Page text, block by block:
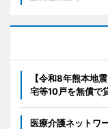
【令和8年熊本地
宅等10戸を無償で
医療介護ネットワ